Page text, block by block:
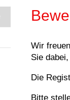
Wir
Sie
Die
Bitte